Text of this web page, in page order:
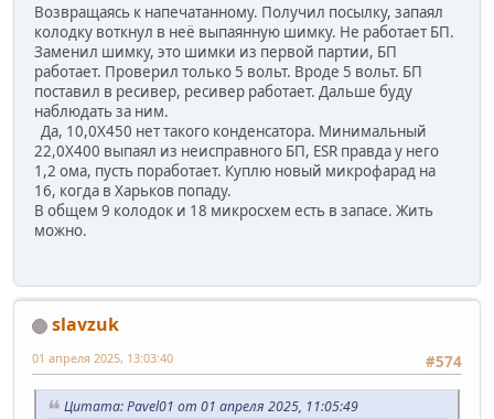
Возвращаясь к напечатанному. Получил посылку, запаял
колодку воткнул в неё выпаянную шимку. Не работает БП.
Заменил шимку, это шимки из первой партии, БП
работает. Проверил только 5 вольт. Вроде 5 вольт. БП
поставил в ресивер, ресивер работает. Дальше буду
наблюдать за ним.
Да, 10,0Х450 нет такого конденсатора. Минимальный
22,0Х400 выпаял из неисправного БП, ESR правда у него
1,2 ома, пусть поработает. Куплю новый микрофарад на
16, когда в Харьков попаду.
В общем 9 колодок и 18 микросхем есть в запасе. Жить
можно.
slavzuk
#574
01 апреля 2025, 13:03:40
Цитата: Pavel01 от 01 апреля 2025, 11:05:49